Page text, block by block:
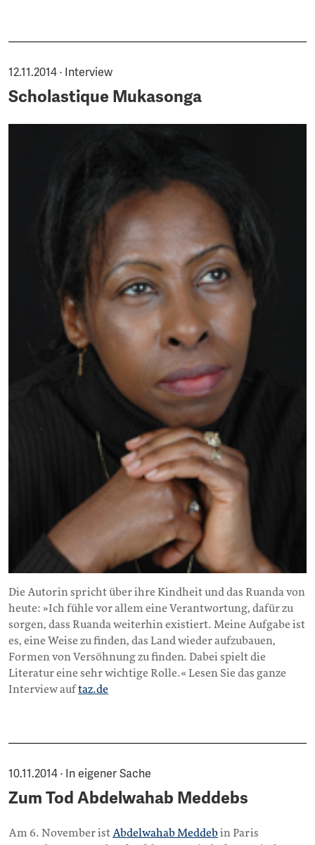
12.11.2014 · Interview
Scholastique Mukasonga
Die Autorin spricht über ihre Kindheit und das Ruanda von
heute: »Ich fühle vor allem eine Verantwortung, dafür zu
sorgen, dass Ruanda weiterhin existiert. Meine Aufgabe ist
es, eine Weise zu finden, das Land wieder aufzubauen,
Formen von Versöhnung zu finden. Dabei spielt die
Literatur eine sehr wichtige Rolle.« Lesen Sie das ganze
Interview auftaz.de
10.11.2014 · In eigener Sache
Zum Tod Abdelwahab Meddebs
Am 6. November istAbdelwahab Meddebin Paris